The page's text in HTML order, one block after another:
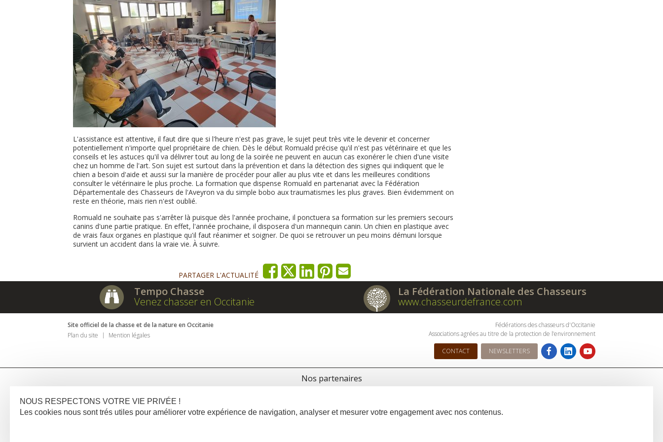
L'assistance est attentive, il faut dire que si l'heure n'est pas grave, le sujet peut très vite le devenir et concerner
potentiellement n'importe quel propriétaire de chien. Dès le début Romuald précise qu'il n'est pas vétérinaire et que les
conseils et les astuces qu'il va délivrer tout au long de la soirée ne peuvent en aucun cas exonérer le chien d'une visite
chez un homme de l'art. Son sujet est surtout dans la prévention et dans la détection des signes qui indiquent que le
chien a besoin d'aide et aussi sur la manière de procéder pour aller au plus vite et dans les meilleures conditions
consulter le vétérinaire le plus proche. La formation que dispense Romuald en partenariat avec la Fédération
Départementale des Chasseurs de l'Aveyron va du simple bobo aux traumatismes les plus graves. Bien évidemment on
reste en théorie, mais rien n'est oublié.
Romuald ne souhaite pas s'arrêter là puisque dès l'année prochaine, il ponctuera sa formation sur les premiers secours
canins d'une partie pratique. En effet, l'année prochaine, il disposera d'un mannequin canin. Un chien en plastique avec
de vrais faux organes en plastique qu'il faut réanimer et soigner. De quoi se retrouver un peu moins démuni lorsque
survient un accident dans la vraie vie. À suivre.
PARTAGER L'ACTUALITÉ
Tempo Chasse
Venez chasser en Occitanie
La Fédération Nationale des Chasseurs
www.chasseurdefrance.com
Site officiel de la chasse et de la nature en Occitanie
Plan du site
Mention légales
Fédérations des chasseurs d'Occitanie
Associations agrées au titre de la protection de l’environnement
CONTACT NEWSLETTERS
Nos partenaires
NOUS RESPECTONS VOTRE VIE PRIVÉE !
Les cookies nous sont trés utiles pour améliorer votre expérience de navigation, analyser et mesurer votre engagement avec nos contenus.